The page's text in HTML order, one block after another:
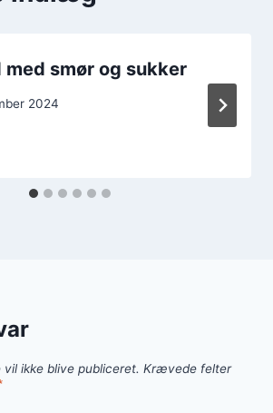
med smør og sukker
2024
vil ikke blive publiceret. Krævede felter